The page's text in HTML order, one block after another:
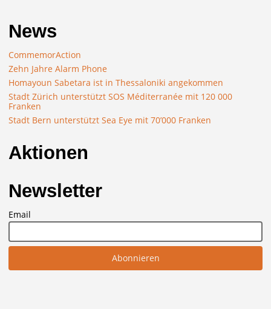
News
CommemorAction
Zehn Jahre Alarm Phone
Homayoun Sabetara ist in Thessaloniki angekommen
Stadt Zürich unterstützt SOS Méditerranée mit 120 000
Franken
Stadt Bern unterstützt Sea Eye mit 70’000 Franken
Aktionen
Newsletter
Email